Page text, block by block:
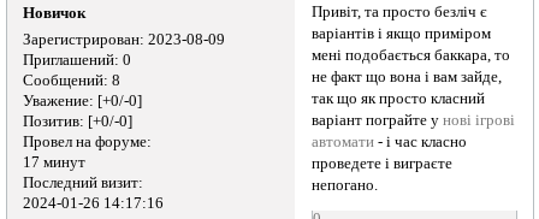
Новичок
Зарегистрирован: 2023-08-09
Приглашений: 0
Сообщений: 8
Уважение: [+0/-0]
Позитив: [+0/-0]
Провел на форуме:
17 минут
Последний визит:
2024-01-26 14:17:16
Привіт, та просто безліч є
варіантів і якщо приміром
мені подобається баккара, то
не факт що вона і вам зайде,
так що як просто класний
варіант пограйте унові ігрові
автомати - і час класно
проведете і виграєте
непогано.